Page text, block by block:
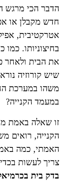
הדבר הכי מרגש
אטרקטיבית,
בחיצוניותו.
את הבית ולאחר
שיש קורוזיה
משהו במערכת
במעמד הקנייה?
זו שאלה באמת
הקנייה, רואים
האמתי, כמה
צריך לעשות
בדק בית